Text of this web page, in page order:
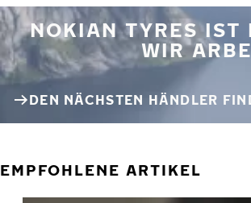
NOKIAN TYRES IST
WIR
DEN NÄCHSTEN HÄNDLER
EMPFOHLENE ARTIKEL